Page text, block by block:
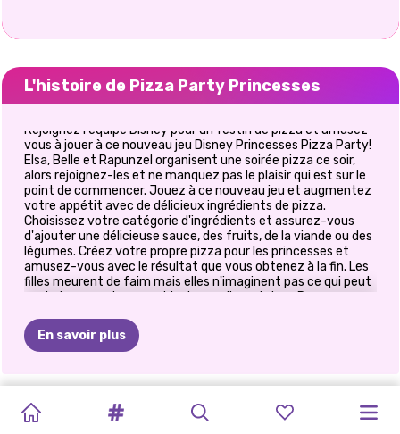
L'histoire de Pizza Party Princesses
Rejoignez l'équipe Disney pour un festin de pizza et amusez-
vous à jouer à ce nouveau jeu Disney Princesses Pizza Party!
Elsa, Belle et Rapunzel organisent une soirée pizza ce soir,
alors rejoignez-les et ne manquez pas le plaisir qui est sur le
point de commencer. Jouez à ce nouveau jeu et augmentez
votre appétit avec de délicieux ingrédients de pizza.
Choisissez votre catégorie d'ingrédients et assurez-vous
d'ajouter une délicieuse sauce, des fruits, de la viande ou des
légumes. Créez votre propre pizza pour les princesses et
amusez-vous avec le résultat que vous obtenez à la fin. Les
filles meurent de faim mais elles n'imaginent pas ce qui peut
venir de mauvaises combinaisons alimentaires. Passez un
En savoir plus
PAILLETTES
#VIEPLAGE
D&#39;ÉTÉ
PRINCESSE
ALL
POLYNÉSIENNE
FIRST
BOULANGERIE
KITTY
SOIRÉE
PYJAMA
CADEAU
DE
PRINCESSE
FÊTE